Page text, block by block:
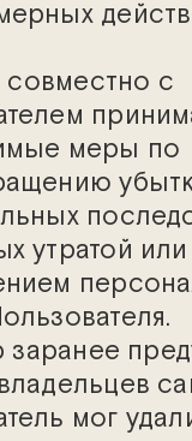
с
меры по
утратой или
заранее
мог